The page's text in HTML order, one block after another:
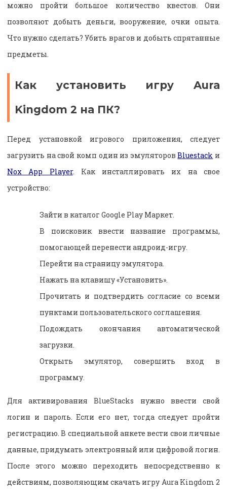
можно пройти большое количество квестов. Они
позволяют добыть деньги, вооружение, очки опыта.
Что нужно сделать? Убить врагов и добыть спрятанные
предметы.
Как установить игру Aura
Kingdom 2 на ПК?
Перед установкой игрового приложения, следует
загрузить на свой комп один из эмуляторовBluestack и
Nox App Player. Как инсталлировать их на свое
устройство:
Зайти в каталог Google Play Маркет.
В поисковик ввести название программы,
помогающей перенести андроид-игру.
Перейти на страницу эмулятора.
Нажать на клавишу «Установить».
Прочитать и подтвердить согласие со всеми
пунктами пользовательского соглашения.
Подождать окончания автоматической
загрузки.
Открыть эмулятор, совершить вход в
программу.
Для активирования BlueStacks нужно ввести свой
логин и пароль. Если его нет, тогда следует пройти
регистрацию. В специальной анкете вести свои личные
данные, придумать электронный или цифровой логин.
После этого можно переходить непосредственно к
действиям, позволяющим скачать игру Aura Kingdom 2